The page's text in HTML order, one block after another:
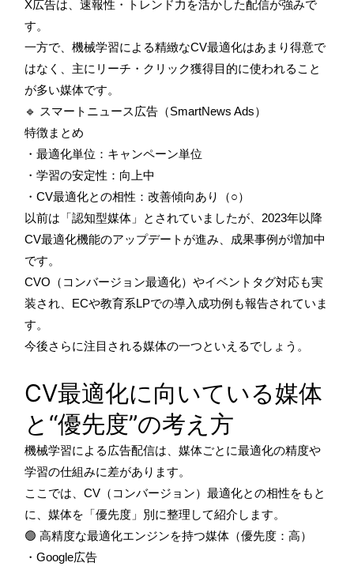
X広告は、速報性・トレンド力を活かした配信が強みで
す。
一方で、機械学習による精緻なCV最適化はあまり得意で
はなく、主にリーチ・クリック獲得目的に使われること
が多い媒体です。
🔹 スマートニュース広告（SmartNews Ads）
特徴まとめ
・最適化単位：キャンペーン単位
・学習の安定性：向上中
・CV最適化との相性：改善傾向あり（○）
以前は「認知型媒体」とされていましたが、2023年以降
CV最適化機能のアップデートが進み、成果事例が増加中
です。
CVO（コンバージョン最適化）やイベントタグ対応も実
装され、ECや教育系LPでの導入成功例も報告されていま
す。
今後さらに注目される媒体の一つといえるでしょう。
CV最適化に向いている媒体
と“優先度”の考え方
機械学習による広告配信は、媒体ごとに最適化の精度や
学習の仕組みに差があります。
ここでは、CV（コンバージョン）最適化との相性をもと
に、媒体を「優先度」別に整理して紹介します。
🟢 高精度な最適化エンジンを持つ媒体（優先度：高）
・Google広告